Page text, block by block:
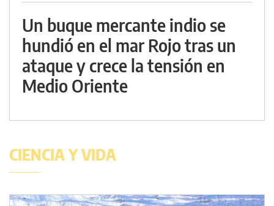
Un buque mercante indio se
hundió en el mar Rojo tras un
ataque y crece la tensión en
Medio Oriente
CIENCIA Y VIDA